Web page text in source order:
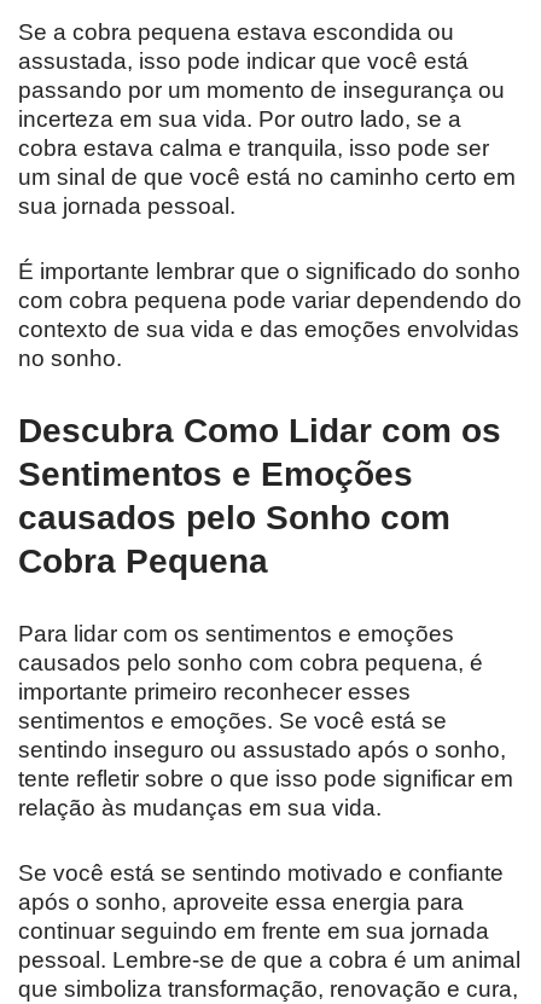
Se a cobra pequena estava escondida ou
assustada, isso pode indicar que você está
passando por um momento de insegurança ou
incerteza em sua vida. Por outro lado, se a
cobra estava calma e tranquila, isso pode ser
um sinal de que você está no caminho certo em
sua jornada pessoal.
É importante lembrar que o significado do sonho
com cobra pequena pode variar dependendo do
contexto de sua vida e das emoções envolvidas
no sonho.
Descubra Como Lidar com os
Sentimentos e Emoções
causados pelo Sonho com
Cobra Pequena
Para lidar com os sentimentos e emoções
causados pelo sonho com cobra pequena, é
importante primeiro reconhecer esses
sentimentos e emoções. Se você está se
sentindo inseguro ou assustado após o sonho,
tente refletir sobre o que isso pode significar em
relação às mudanças em sua vida.
Se você está se sentindo motivado e confiante
após o sonho, aproveite essa energia para
continuar seguindo em frente em sua jornada
pessoal. Lembre-se de que a cobra é um animal
que simboliza transformação, renovação e cura,